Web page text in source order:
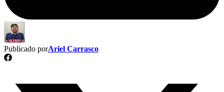
Publicado porAriel Carrasco